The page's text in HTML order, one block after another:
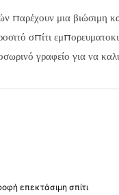
μια βιώσιμη
σπίτι
γραφείο για να